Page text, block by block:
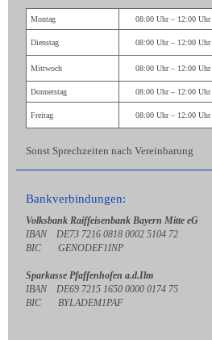
Montag 08:00 Uhr – 12:00 Uhr
Dienstag 08:00 Uhr – 12:00 Uhr
Mittwoch 08:00 Uhr – 12:00 Uhr
Donnerstag 08:00 Uhr – 12:00 Uhr
Freitag 08:00 Uhr – 12:00 Uhr
Sonst Sprechzeiten nach Vereinbarung
Bankverbindungen:
Volksbank Raiffeisenbank Bayern Mitte eG
IBAN DE73 7216 0818 0002 5104 72
BIC GENODEF1INP
Sparkasse Pfaffenhofen a.d.Ilm
IBAN DE69 7215 1650 0000 0174 75
BIC BYLADEM1PAF